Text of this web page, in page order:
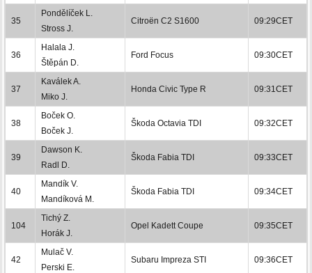
35
Pondělíček L.
Stross J.
Citroën C2 S1600 09:29CET
36
Halala J.
Štěpán D.
Ford Focus 09:30CET
37
Kaválek A.
Miko J.
Honda Civic Type R 09:31CET
38
Boček O.
Boček J.
Škoda Octavia TDI 09:32CET
39
Dawson K.
Radl D.
Škoda Fabia TDI 09:33CET
40
Mandík V.
Mandíková M.
Škoda Fabia TDI 09:34CET
104
Tichý Z.
Horák J.
Opel Kadett Coupe 09:35CET
42
Mulač V.
Perski E.
Subaru Impreza STI 09:36CET